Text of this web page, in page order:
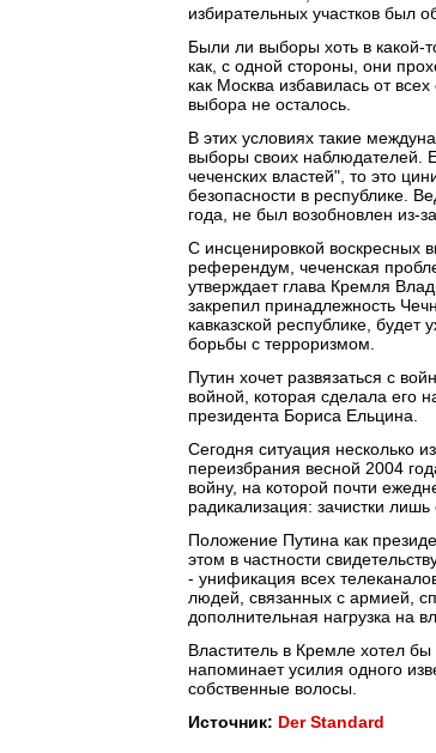
избирательных участков был
Были ли выборы хоть в
как, с одной стороны, они
как Москва избавилась от
выбора не осталось.
В этих условиях такие
выборы своих наблюдателей.
чеченских властей", то это
безопасности в республике.
года, не был возобновлен из-
С инсценировкой воскресных
референдум, чеченская
утверждает глава Кремля
закрепил принадлежность
кавказской республике,
борьбы с терроризмом.
Путин хочет развязаться с
войной, которая сделала его
президента Бориса Ельцина.
Сегодня ситуация несколько
переизбрания весной 2004
войну, на которой почти
радикализация: зачистки
Положение Путина как
этом в частности
- унификация всех
людей, связанных с армией,
дополнительная нагрузка на
Властитель в Кремле хотел
напоминает усилия одного
собственные волосы.
Источник: Der Standard